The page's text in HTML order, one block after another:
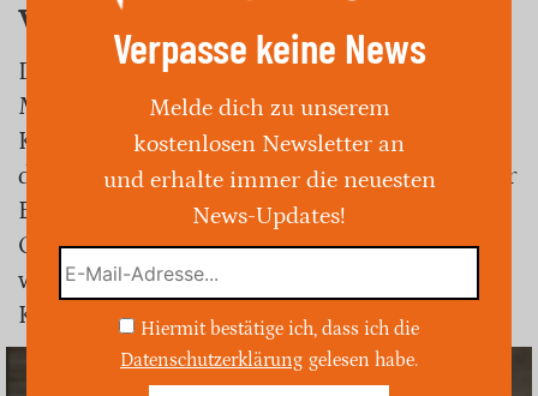
Verbesserungen vor Ort
Die Deutsche Bahn plant, mit drei
Maßnahmenpaketen die
Kundenkommunikation zu verbessern und
die Sauberkeit zu erhöhen. Im Fokus steht der
Einsatz von Künstlicher Intelligenz zur
Optimierung von Verspätungsprognosen,
während gleichzeitig in Sicherheit und
Komfort investiert wird.
Verpasse keine News
Melde dich zu unserem
kostenlosen Newsletter an
und erhalte immer die neuesten
News-Updates!
Hiermit bestätige ich, dass ich die
Datenschutzerklärung gelesen habe.